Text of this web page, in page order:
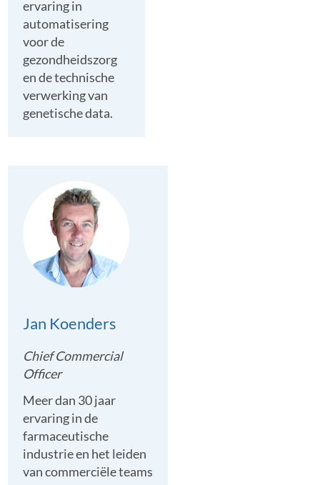
ervaring in
automatisering
voor de
gezondheidszorg
en de technische
verwerking van
genetische data.
Jan Koenders
Chief Commercial
Officer
Meer dan 30 jaar
ervaring in de
farmaceutische
industrie en het leiden
van commerciële teams